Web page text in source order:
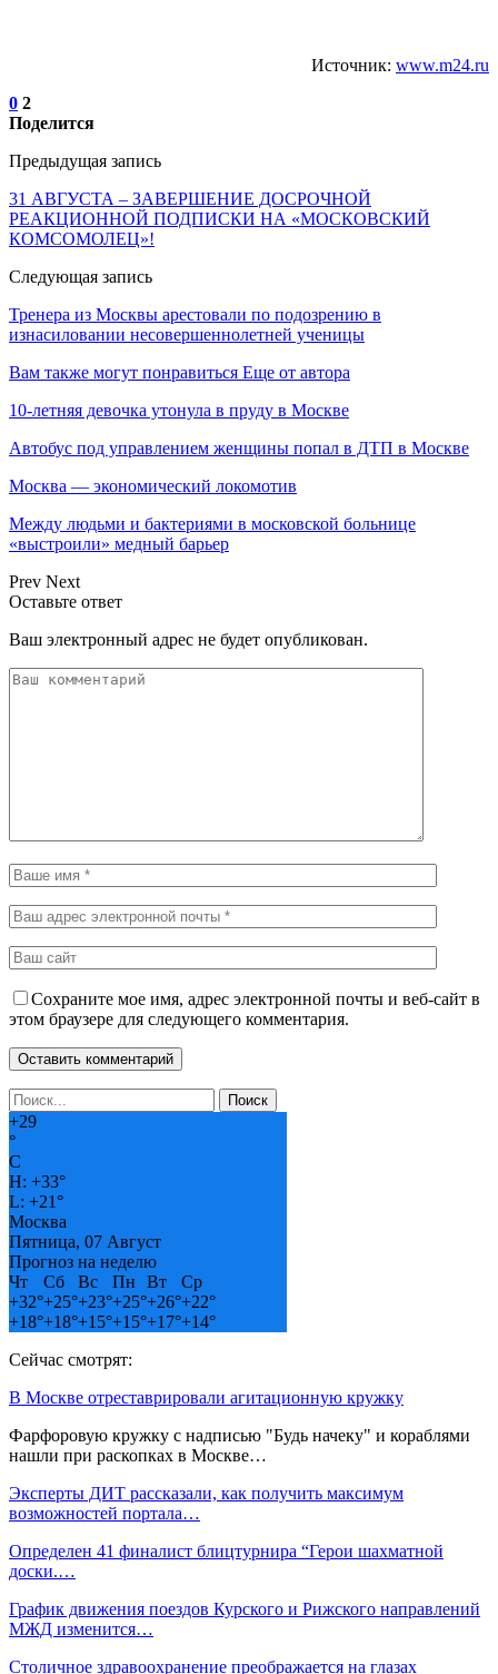
Источник: www.m24.ru
0 2
Поделится
Предыдущая запись
31 АВГУСТА – ЗАВЕРШЕНИЕ ДОСРОЧНОЙ
РЕАКЦИОННОЙ ПОДПИСКИ НА «МОСКОВСКИЙ
КОМСОМОЛЕЦ»!
Следующая запись
Тренера из Москвы арестовали по подозрению в
изнасиловании несовершеннолетней ученицы
Вам также могут понравиться Еще от автора
10-летняя девочка утонула в пруду в Москве
Автобус под управлением женщины попал в ДТП в Москве
Москва — экономический локомотив
Между людьми и бактериями в московской больнице
«выстроили» медный барьер
Prev Next
Оставьте ответ
Ваш электронный адрес не будет опубликован.
Сохраните мое имя, адрес электронной почты и веб-сайт в
этом браузере для следующего комментария.
+29
°
C
H: +33°
L: +21°
Москва
Пятница, 07 Август
Прогноз на неделю
Чт
Сб Вс Пн Вт
Ср
+32°+25°+23°+25°+26°+22°
+18°+18°+15°+15°+17°+14°
Сейчас смотрят:
В Москве отреставрировали агитационную кружку
Фарфоровую кружку с надписью "Будь начеку" и кораблями
нашли при раскопках в Москве…
Эксперты ДИТ рассказали, как получить максимум
возможностей портала…
Определен 41 финалист блицтурнира “Герои шахматной
доски.…
График движения поездов Курского и Рижского направлений
МЖД изменится…
Столичное здравоохранение преображается на глазах